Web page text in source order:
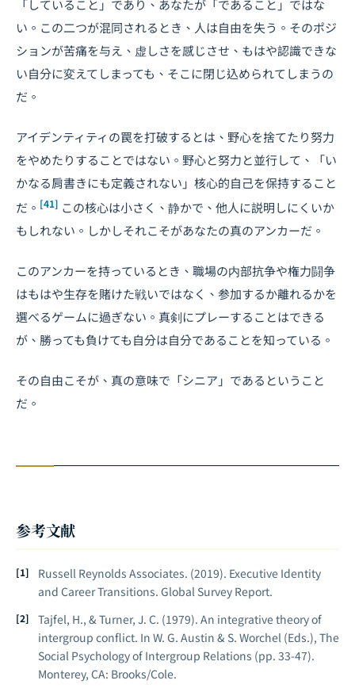
「していること」であり、あなたが「であること」ではな
い。この二つが混同されるとき、人は自由を失う。そのポジ
ションが苦痛を与え、虚しさを感じさせ、もはや認識できな
い自分に変えてしまっても、そこに閉じ込められてしまうの
だ。
アイデンティティの罠を打破するとは、野心を捨てたり努力
をやめたりすることではない。野心と努力と並行して、「い
かなる肩書きにも定義されない」核心的自己を保持すること
だ。 [41] この核心は小さく、静かで、他人に説明しにくいか
もしれない。しかしそれこそがあなたの真のアンカーだ。
このアンカーを持っているとき、職場の内部抗争や権力闘争
はもはや生存を賭けた戦いではなく、参加するか離れるかを
選べるゲームに過ぎない。真剣にプレーすることはできる
が、勝っても負けても自分は自分であることを知っている。
その自由こそが、真の意味で「シニア」であるということ
だ。
参考文献
Russell Reynolds Associates. (2019). Executive Identity
and Career Transitions. Global Survey Report.
Tajfel, H., & Turner, J. C. (1979). An integrative theory of
intergroup conflict. In W. G. Austin & S. Worchel (Eds.), The
Social Psychology of Intergroup Relations (pp. 33-47).
Monterey, CA: Brooks/Cole.